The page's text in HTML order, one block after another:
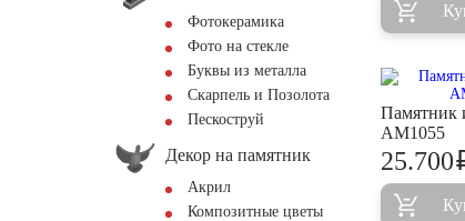
Фотокерамика
Фото на стекле
Буквы из металла
Скарпель и Позолота
Пескоструй
Декор на памятник
Акрил
Композитные цветы
Памятник
AM1055
25.700